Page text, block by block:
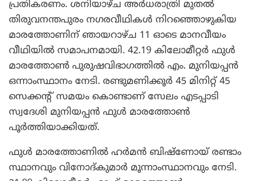
പ്രതികരണം. ശനിയാഴ്ച അര്‍ധരാത്രി മുതല്‍
തിരുവനന്തപുരം നഗരവീഥികള്‍ നിറഞ്ഞൊഴുകിയ
മാരത്തോണിന് ഞായറാഴ്ച 11 ഓടെ മാനവീയം
വീഥിയില്‍ സമാപനമായി. 42.19 കിലോമീറ്റര്‍ ഫുള്‍
മാരത്തോണ്‍ പുരുഷവിഭാഗത്തില്‍ എം. മുനിയപ്പന്‍
ഒന്നാംസ്ഥാനം നേടി. രണ്ടുമണിക്കൂര്‍ 45 മിനിറ്റ് 45
സെക്കന്റ് സമയം കൊണ്ടാണ് സേലം എടപ്പാടി
സ്വദേശി മുനിയപ്പന്‍ ഫുള്‍ മാരത്തോണ്‍
പൂര്‍ത്തിയാക്കിയത്.
ഫുള്‍ മാരത്തോണില്‍ ഹര്‍മന്‍ ബിഷ്ണോയ് രണ്ടാം
സ്ഥാനവും വിനോദ്കുമാര്‍ മൂന്നാംസ്ഥാനവും നേടി.